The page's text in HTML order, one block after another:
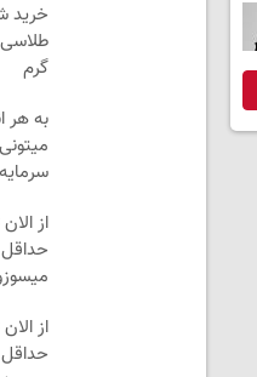
گرم
به هر
از
از